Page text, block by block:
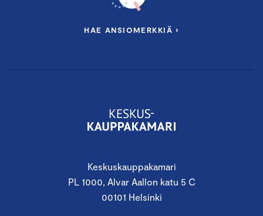
Keskuskauppakamari
PL 1000, Alvar Aallon katu 5 C
00101 Helsinki
HAE ANSIOMERKKIÄ ›